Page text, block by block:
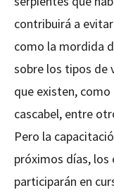
contribuirá a
como la mordida
sobre los tipos de
que existen,
cascabel, entre
Pero la
próximos días, los
participarán en